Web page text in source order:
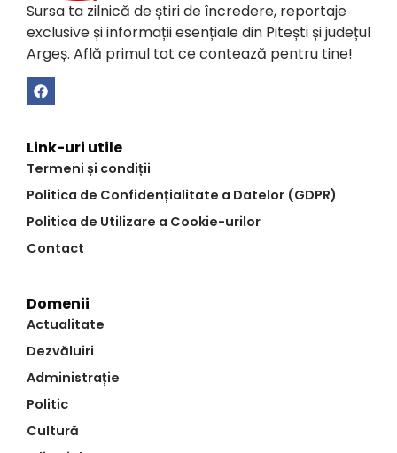
Sursa ta zilnică de știri de încredere, reportaje
exclusive și informații esențiale din Pitești și județul
Argeș. Află primul tot ce contează pentru tine!
Link-uri utile
Termeni și condiții
Politica de Confidențialitate a Datelor (GDPR)
Politica de Utilizare a Cookie-urilor
Contact
Domenii
Actualitate
Dezvăluiri
Administrație
Politic
Cultură